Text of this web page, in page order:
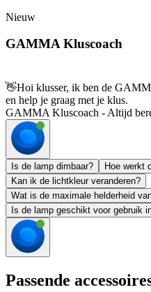
Nieuw
GAMMA Kluscoach
👋Hoi klusser, ik ben de
en help je graag met je klus.
GAMMA Kluscoach - Altijd
Is de lamp dimbaar?
Hoe werkt
Kan ik de lichtkleur veranderen?
Wat is de maximale helderheid
Is de lamp geschikt voor gebruik
Passende